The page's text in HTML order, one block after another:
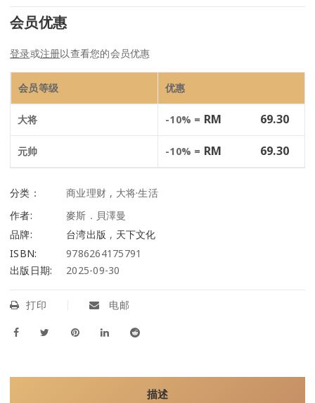
会员优惠
登录或注册以查看您的会员优惠
会员等级 优惠
大将 -10% = RM 69.30
元帅 -10% = RM 69.30
分类： 商业理财 , 大将·生活
作者:
麥斯．貝澤曼
品牌:
台湾出版 , 天下文化
ISBN:
9786264175791
出版日期:
2025-09-30
打印 电邮
描述